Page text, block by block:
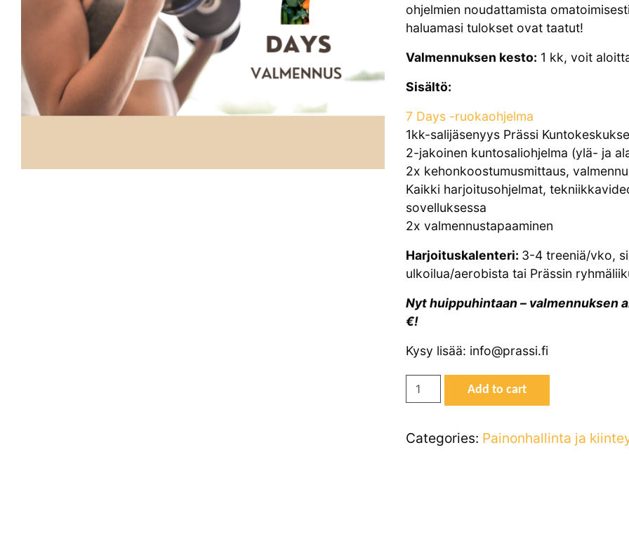
ohjelmien noudattamista
haluamasi tulokset ovat taatut!
Valmennuksen kesto: 1 kk, voit
Sisältö:
7 Days -ruokaohjelma
1kk-salijäsenyys Prässi
2-jakoinen kuntosaliohjelma (ylä- ja
2x kehonkoostumusmittaus,
Kaikki harjoitusohjelmat,
sovelluksessa
2x valmennustapaaminen
Harjoituskalenteri: 3-4 treeniä/vko,
ulkoilua/aerobista tai Prässin
Nyt huippuhintaan – valmennuksen
€!
Kysy lisää: info@prassi.fi
Days
valmennus
Add to cart
Categories: Painonhallinta ja